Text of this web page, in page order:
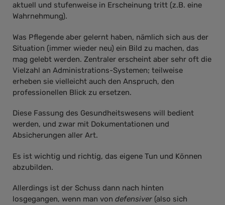
aktuell und stufenweise in Erscheinung tritt (z.B. eine
Wahrnehmung).
Was Pflegende aber gelernt haben, nämlich sich aus der
Situation (immer wieder neu) ein Bild zu machen, das
mag gelebt werden. Zentraler erscheint aber sehr oft die
Vielzahl an Administrations-Systemen; teilweise
erheben sie vielleicht auch den Anspruch, den
professionellen Blick zu ersetzen.
Diese Fassung des Gesundheitswesens will bedient
werden, und zwar mit Dokumentationen und
Absicherungen aller Art.
Es ist wichtig und richtig, das eigene Tun und Können
abzubilden.
Allerdings ist der Schuss dann nach hinten
losgegangen, wenn man von defensiver (also sich